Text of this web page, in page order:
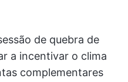
de quebra de
a incentivar o clima
complementares